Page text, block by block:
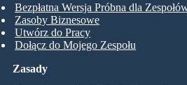
Bezpłatna Wersja Próbna dla
Zasoby Biznesowe
Utwórz do Pracy
Dołącz do Mojego Zespołu
Zasady